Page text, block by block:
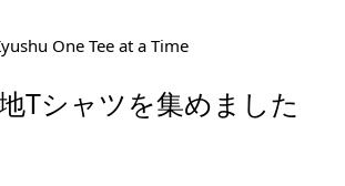
One Tee at a Time
Tシャツを集めました